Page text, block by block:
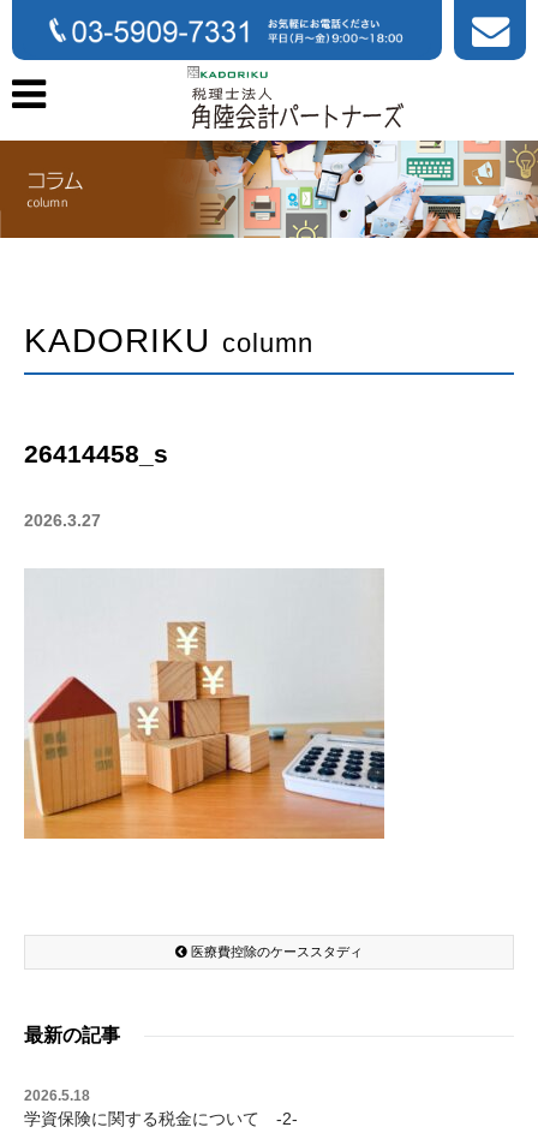
KADORIKU column
26414458_s
2026.3.27
医療費控除のケーススタディ
最新の記事
2026.5.18
学資保険に関する税金について -2-